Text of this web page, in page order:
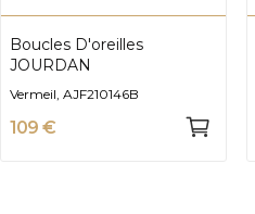
Boucles D'oreilles
JOURDAN
Vermeil, AJF210146B
109 €